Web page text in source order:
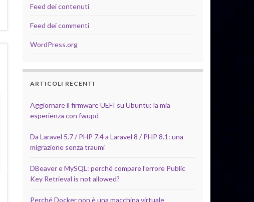
Feed dei contenuti
Feed dei commenti
WordPress.org
ARTICOLI RECENTI
Aggiornare il firmware UEFI su Ubuntu: la mia
esperienza con fwupd
Da Laravel 5.7 / PHP 7.4 a Laravel 8 / PHP 8.1: una
migrazione senza traumi
DBeaver e MySQL: perché compare l’errore Public
Key Retrieval is not allowed?
Perché Docker non è una macchina virtuale